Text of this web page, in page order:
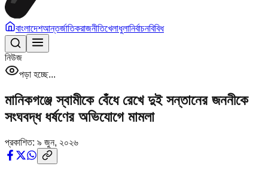
বাংলাদেশআন্তর্জাতিকরাজনীতিখেলাধুলানির্বাচনবিবিধ
নিউজ
পড়া হচ্ছে...
মানিকগঞ্জে স্বামীকে বেঁধে রেখে দুই সন্তানের জননীকে
সংঘবদ্ধ ধর্ষণের অভিযোগে মামলা
প্রকাশিত: ৯ জুন, ২০২৬